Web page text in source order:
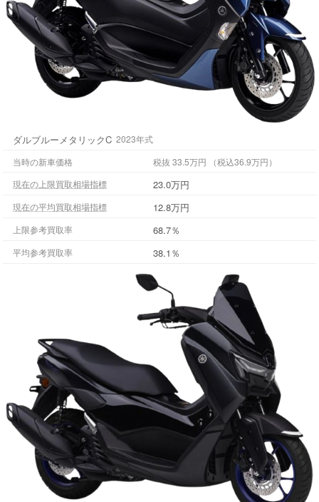
ダルブルーメタリックC 2023年式
当時の新車価格
税抜 33.5万円 （税込36.9万円）
現在の上限買取相場指標
23.0万円
現在の平均買取相場指標 12.8万円
上限参考買取率 68.7％
平均参考買取率 38.1％